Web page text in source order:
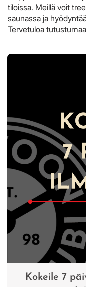
tiloissa. Meillä voit
saunassa ja
Tervetuloa
Kokeile 7